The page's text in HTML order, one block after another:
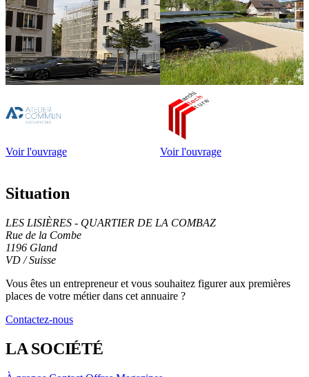
Voir l'ouvrage Voir l'ouvrage
Situation
LES LISIÈRES - QUARTIER DE LA COMBAZ
Rue de la Combe
1196 Gland
VD / Suisse
+
Vous êtes un entrepreneur et vous souhaitez figureraux premières
places de votre métierdans cet annuaire ?
Contactez-nous
LA SOCIÉTÉ